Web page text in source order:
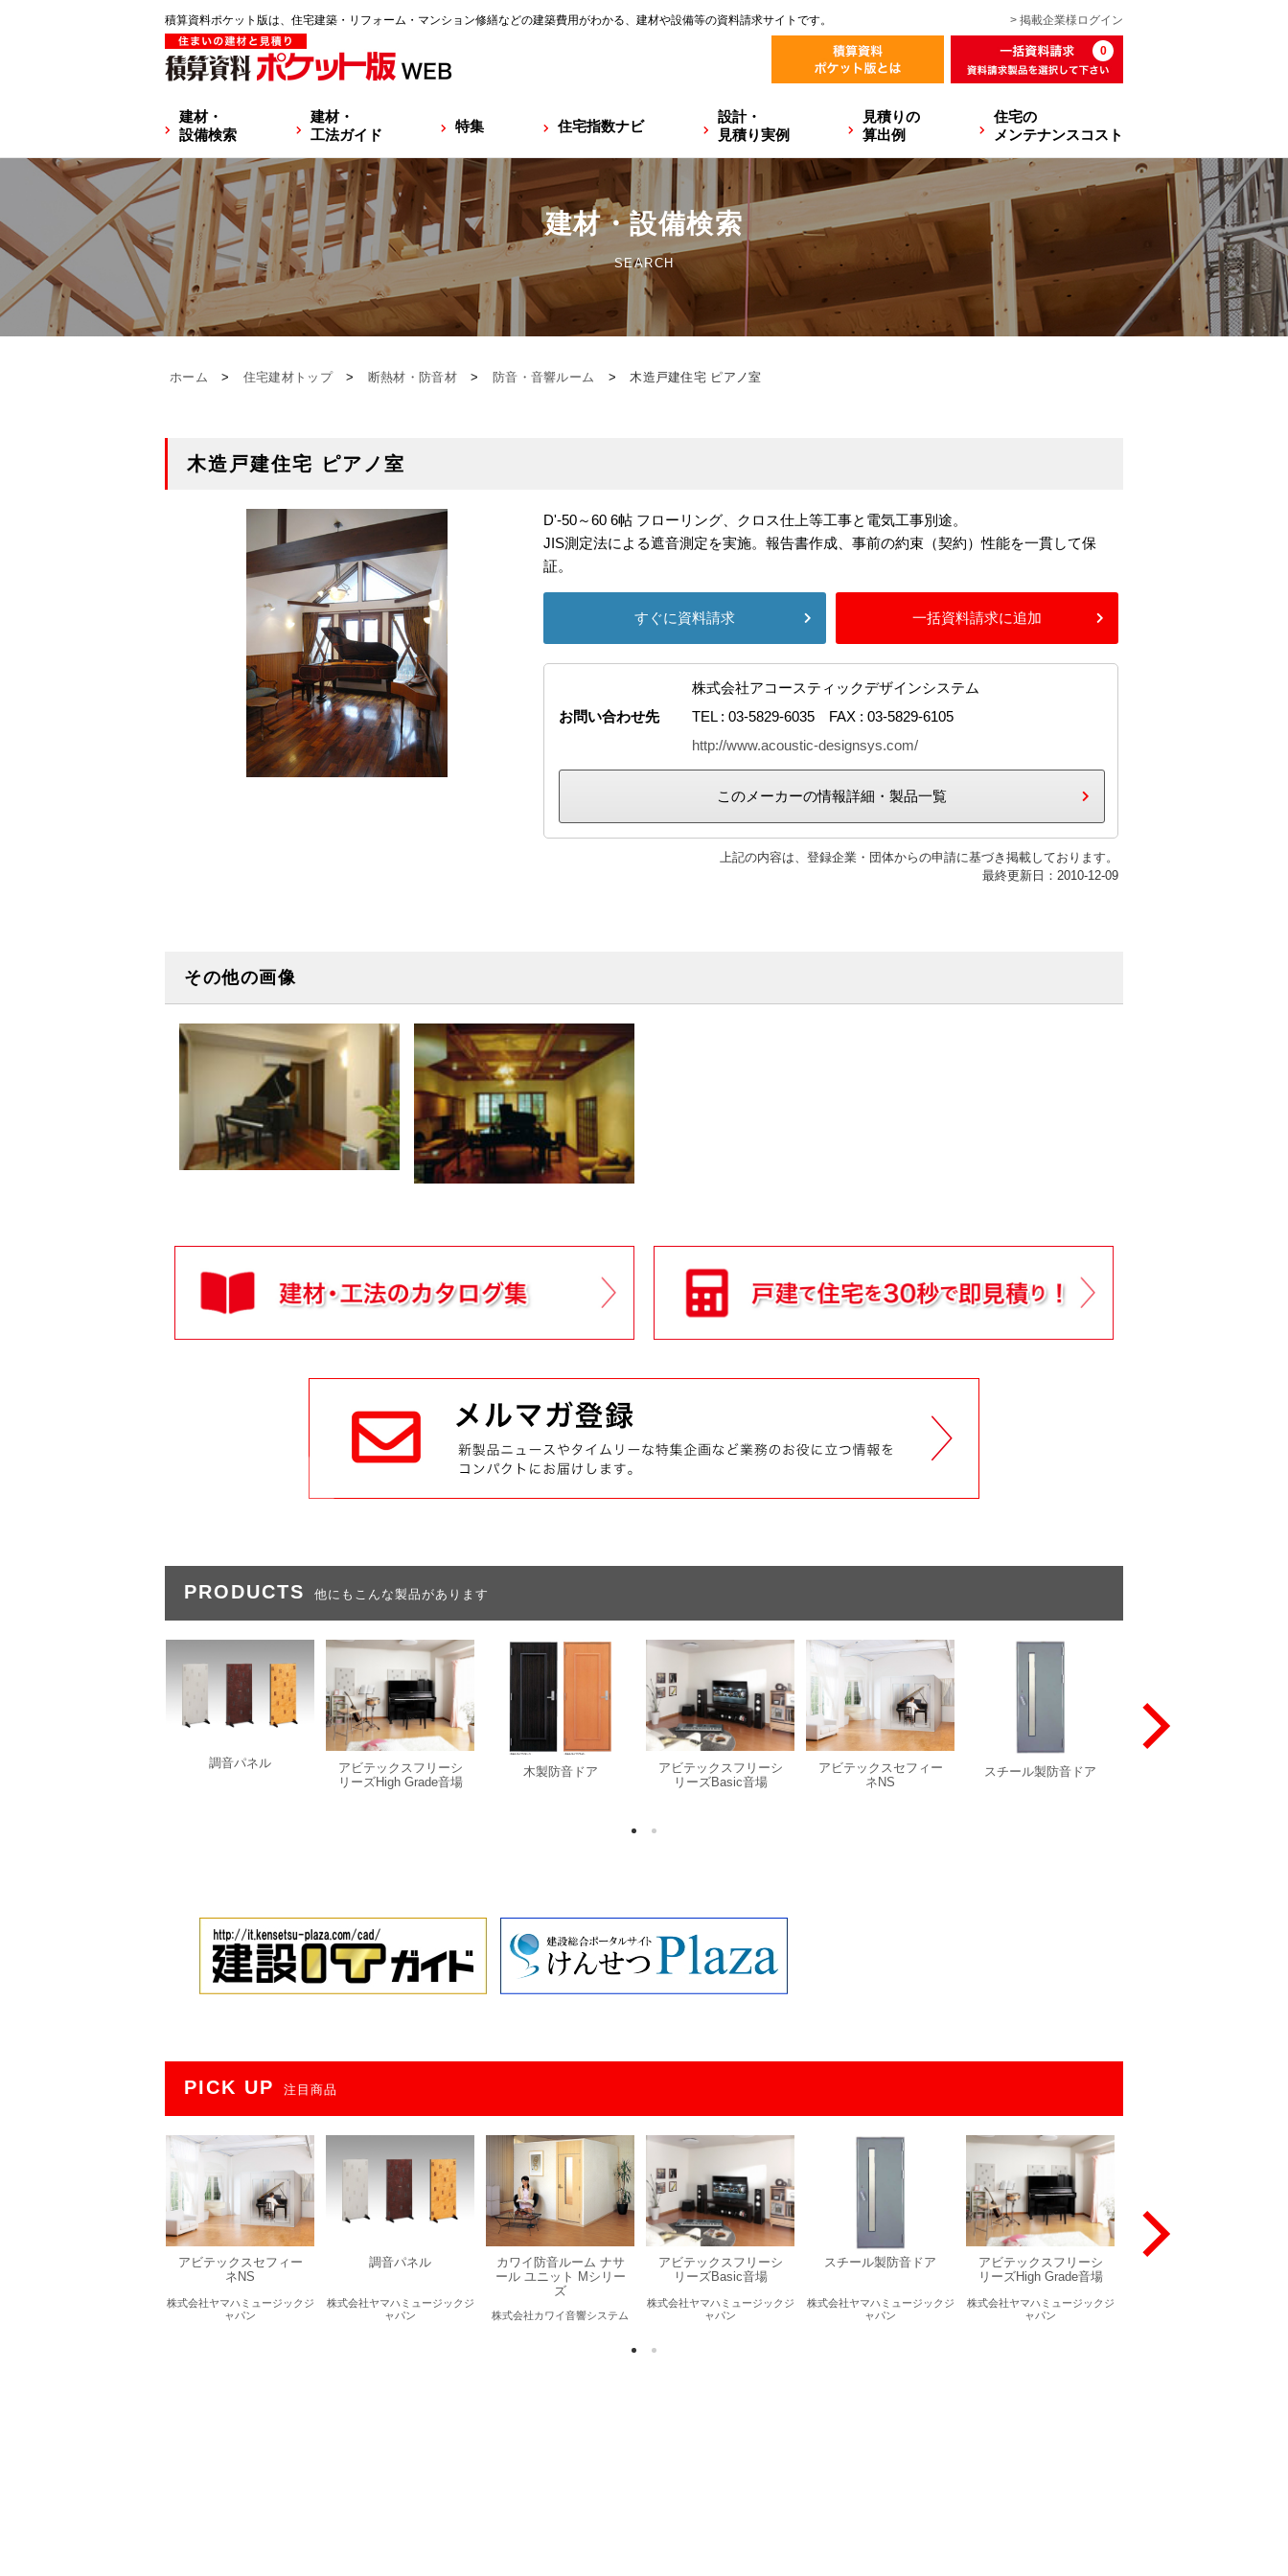
積算資料ポケット版は、住宅建築・リフォーム・マンション修繕などの建築費用がわかる、建材や設備等の資料請求サイトです。 > 掲載企業様 ログイン
0
建材・
設備検索
建材・
工法ガイド
特集 住宅指数ナビ
設計・
見積り実例
見積りの
算出例
住宅の
メンテナンスコスト
建材・設備検索
SEARCH
ホーム > 住宅建材トップ > 断熱材・防音材 > 防音・音響ルーム > 木造戸建住宅 ピアノ室
木造戸建住宅 ピアノ室
D'-50～60 6帖 フローリング、クロス仕上等工事と電気工事別途。
JIS測定法による遮音測定を実施。報告書作成、事前の約束（契約）性能を一貫して保
証。
すぐに資料請求 一括資料請求に追加
お問い合わせ先
株式会社アコースティックデザインシステム
TEL : 03-5829-6035 FAX : 03-5829-6105
http://www.acoustic-designsys.com/
このメーカーの情報詳細・製品一覧
上記の内容は、登録企業・団体からの申請に基づき掲載しております。
最終更新日：2010-12-09
その他の画像
PRODUCTS 他にもこんな製品があります
調音パネル
アビテックスフリーシ
リーズHigh Grade音場
木製防音ドア
アビテックスフリーシ
リーズBasic音場
アビテックスセフィー
ネNS
スチール製防音ドア
PICK UP 注目商品
アビテックスセフィー
ネNS
株式会社ヤマハミュージックジ
ャパン
調音パネル
株式会社ヤマハミュージックジ
ャパン
カワイ防音ルーム ナサ
ール ユニット Mシリー
ズ
株式会社カワイ音響システム
アビテックスフリーシ
リーズBasic音場
株式会社ヤマハミュージックジ
ャパン
スチール製防音ドア
株式会社ヤマハミュージックジ
ャパン
アビテックスフリーシ
リーズHigh Grade音場
株式会社ヤマハミュージックジ
ャパン